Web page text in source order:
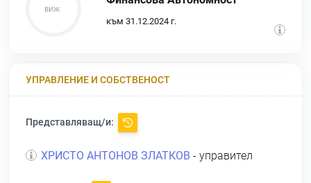
към 31.12.2024 г.
УПРАВЛЕНИЕ И СОБСТВЕНОСТ
Представляващ/и:
ХРИСТО АНТОНОВ ЗЛАТКОВ - управител